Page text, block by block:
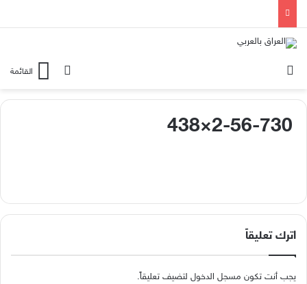
القائمةبحث عن
2-56-730×438
اترك تعليقاً
يجب أنت تكون مسجل الدخول لتضيف تعليقاً.